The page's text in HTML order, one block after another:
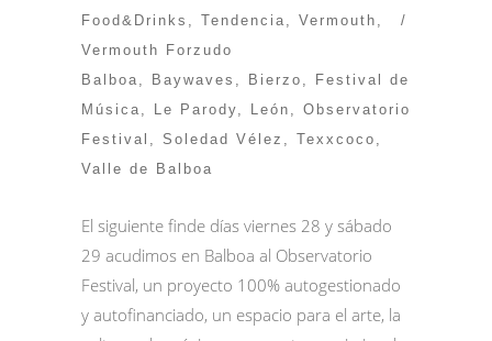
Food&Drinks , Tendencia, Vermouth ,
Vermouth Forzudo
Balboa, Baywaves , Bierzo ,
Festival de
Música, Le Parody, León , Observatorio
Festival , Soledad Vélez , Texxcoco ,
Valle de Balboa
El siguiente finde días viernes 28 y sábado
29 acudimos en Balboa al Observatorio
Festival, un proyecto 100% autogestionado
y autofinanciado, un espacio para el arte, la